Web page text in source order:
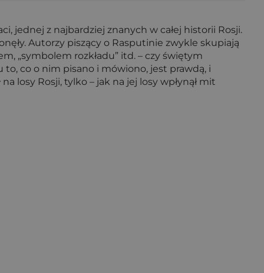
jednej z najbardziej znanych w całej historii Rosji.
Autorzy piszący o Rasputinie zwykle skupiają
„symbolem rozkładu” itd. – czy świętym
to, co o nim pisano i mówiono, jest prawdą, i
losy Rosji, tylko – jak na jej losy wpłynął mit